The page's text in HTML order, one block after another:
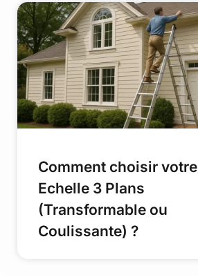
Comment choisir votre
Echelle 3 Plans
(Transformable ou
Coulissante) ?